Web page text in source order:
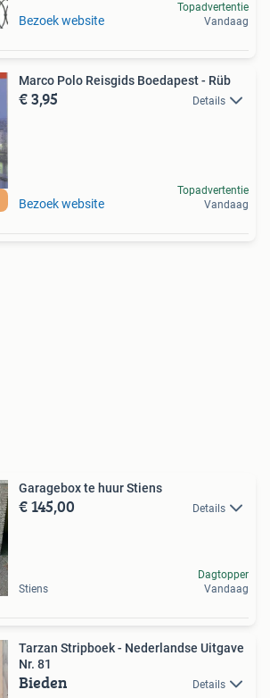
Bezoek website
Topadvertentie
Vandaag
Marco Polo Reisgids Boedapest - Rüb
€ 3,95 Details
Bezoek website
Topadvertentie
Vandaag
Garagebox te huur Stiens
€ 145,00 Details
Stiens
Dagtopper
Vandaag
Tarzan Stripboek - Nederlandse Uitgave
Nr. 81
Bieden Details